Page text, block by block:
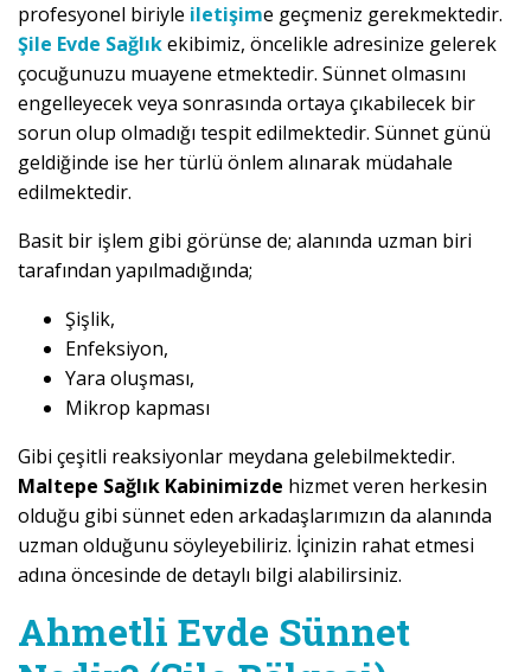
profesyonel biriyle iletişime geçmeniz gerekmektedir.
Şile Evde Sağlıkekibimiz, öncelikle adresinize gelerek
çocuğunuzu muayene etmektedir. Sünnet olmasını
engelleyecek veya sonrasında ortaya çıkabilecek bir
sorun olup olmadığı tespit edilmektedir. Sünnet günü
geldiğinde ise her türlü önlem alınarak müdahale
edilmektedir.
Basit bir işlem gibi görünse de; alanında uzman biri
tarafından yapılmadığında;
Şişlik,
Enfeksiyon,
Yara oluşması,
Mikrop kapması
Gibi çeşitli reaksiyonlar meydana gelebilmektedir.
Maltepe Sağlık Kabinimizde hizmet veren herkesin
olduğu gibi sünnet eden arkadaşlarımızın da alanında
uzman olduğunu söyleyebiliriz. İçinizin rahat etmesi
adına öncesinde de detaylı bilgi alabilirsiniz.
Ahmetli Evde Sünnet